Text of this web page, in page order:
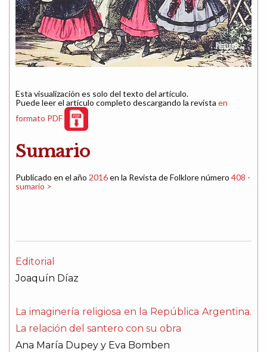
Esta visualización es solo del texto del artículo.
Puede leer el artículo completo descargando la revista en
formato PDF
Sumario
Publicado en el año 2016en la Revista de Folklore número 408 -
sumario >
Editorial
Joaquín Díaz
La imaginería religiosa en la República Argentina.
La relación del santero con su obra
Ana María Dupey y Eva Bomben